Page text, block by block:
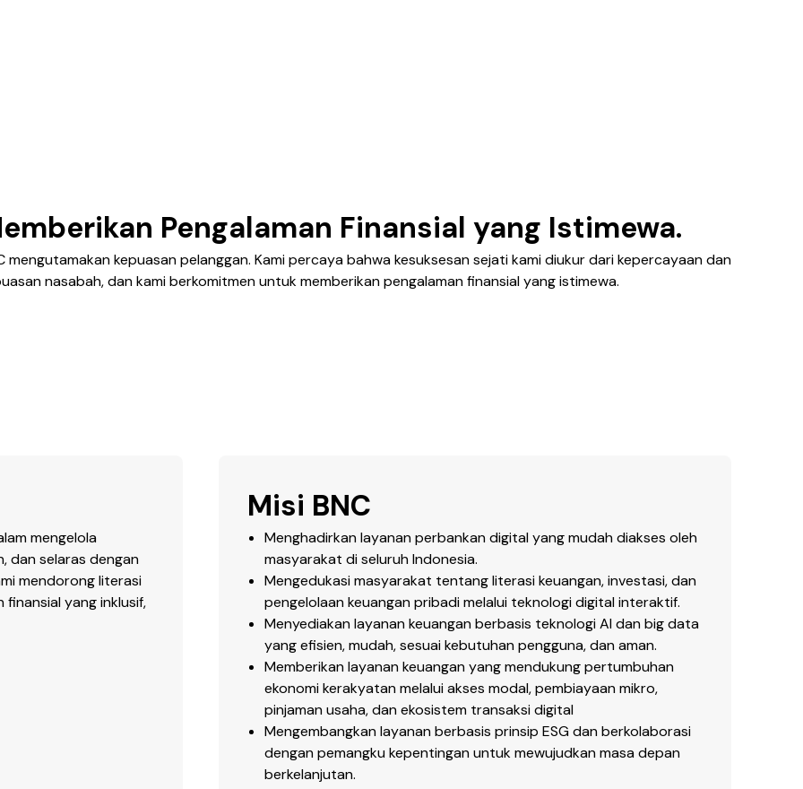
Pengalaman Finansial yang Istimewa.
mengutamakan kepuasan pelanggan. Kami percaya bahwa kesuksesan sejati kami diukur dari kepercayaan dan
nasabah, dan kami berkomitmen untuk memberikan pengalaman finansial yang istimewa.
mengelola
dan selaras dengan
mendorong literasi
yang inklusif,
Misi BNC
Menghadirkan layanan perbankan digital yang mudah diakses oleh
masyarakat di seluruh Indonesia.
Mengedukasi masyarakat tentang literasi keuangan, investasi, dan
pengelolaan keuangan pribadi melalui teknologi digital interaktif.
Menyediakan layanan keuangan berbasis teknologi AI dan big data
yang efisien, mudah, sesuai kebutuhan pengguna, dan aman.
Memberikan layanan keuangan yang mendukung pertumbuhan
ekonomi kerakyatan melalui akses modal, pembiayaan mikro,
pinjaman usaha, dan ekosistem transaksi digital
Mengembangkan layanan berbasis prinsip ESG dan berkolaborasi
dengan pemangku kepentingan untuk mewujudkan masa depan
berkelanjutan.